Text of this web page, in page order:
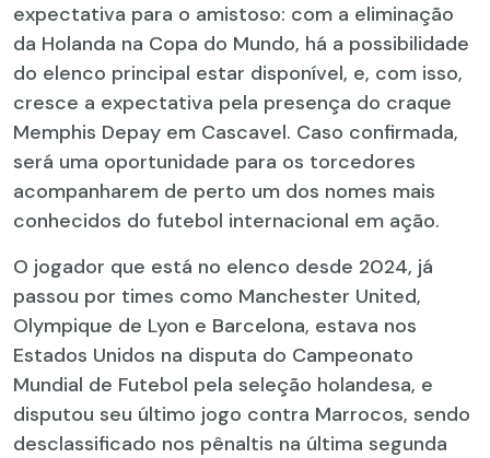
expectativa para o amistoso: com a eliminação
da Holanda na Copa do Mundo, há a possibilidade
do elenco principal estar disponível, e, com isso,
cresce a expectativa pela presença do craque
Memphis Depay em Cascavel. Caso confirmada,
será uma oportunidade para os torcedores
acompanharem de perto um dos nomes mais
conhecidos do futebol internacional em ação.
O jogador que está no elenco desde 2024, já
passou por times como Manchester United,
Olympique de Lyon e Barcelona, estava nos
Estados Unidos na disputa do Campeonato
Mundial de Futebol pela seleção holandesa, e
disputou seu último jogo contra Marrocos, sendo
desclassificado nos pênaltis na última segunda